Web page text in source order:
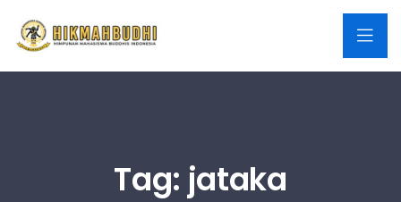
Tag: jataka